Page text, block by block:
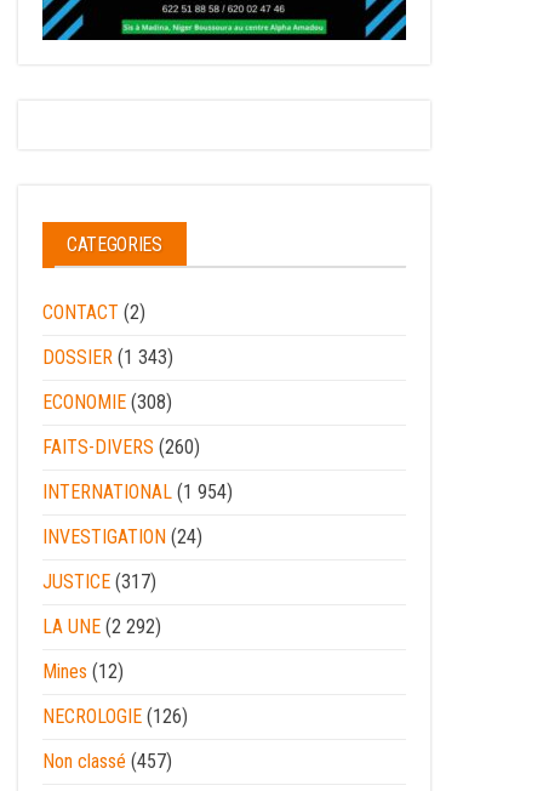
CATEGORIES
CONTACT (2)
DOSSIER (1 343)
ECONOMIE (308)
FAITS-DIVERS (260)
INTERNATIONAL (1 954)
INVESTIGATION (24)
JUSTICE (317)
LA UNE (2 292)
Mines (12)
NECROLOGIE (126)
Non classé (457)